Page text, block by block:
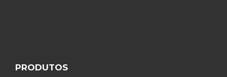
PRODUTOS